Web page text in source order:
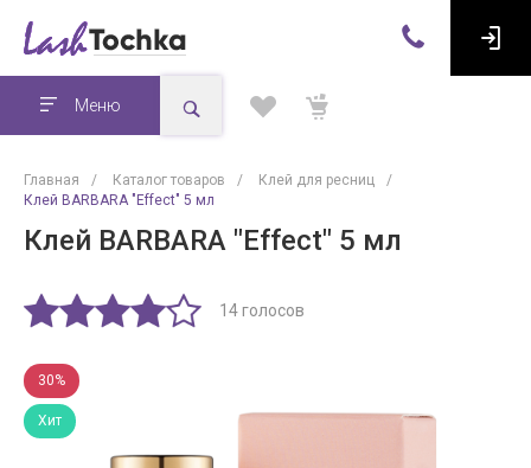
Меню
Главная / Каталог товаров / Клей для ресниц
/
Клей BARBARA "Effect" 5 мл
Клей BARBARA "Effect" 5 мл
14 голосов
30%
Хит